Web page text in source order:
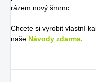
rázem nový šmrnc.
Chcete si vyrobit vlastní
naše Návody zdarma.